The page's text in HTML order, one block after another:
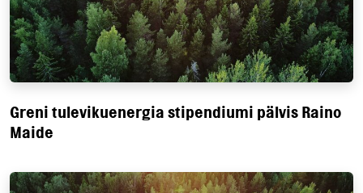
Greni tulevikuenergia stipendiumi pälvis Raino
Maide